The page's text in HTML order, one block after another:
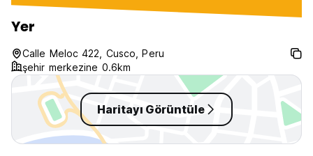
finding my way
comfortable.
included is
the price beats
Yer
Calle Meloc 422, Cusco, Peru
şehir merkezine 0.6km
Haritayı Görüntüle